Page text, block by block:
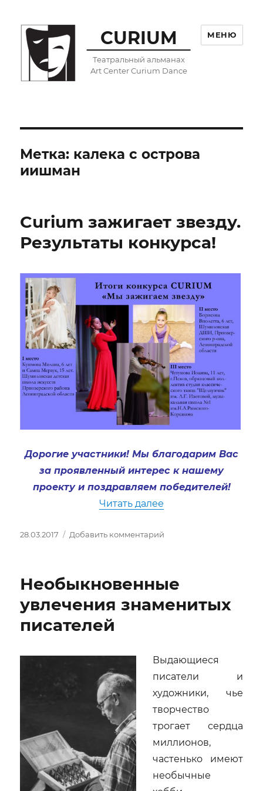
CURIUM
Театральный альманах
Art Center Curium Dance
МЕНЮ
Метка: калека с острова
иишман
Curium зажигает звезду.
Результаты конкурса!
Дорогие участники! Мы благодарим Вас
за проявленный интерес к нашему
проекту и поздравляем победителей!
Читать далее
Опубликовано
28.03.2017 Добавить комментарий
звезду.
конкурса!
Необыкновенные
увлечения знаменитых
писателей
Выдающиеся
писатели и
художники, чье
творчество
трогает сердца
миллионов,
частенько имеют
необычные